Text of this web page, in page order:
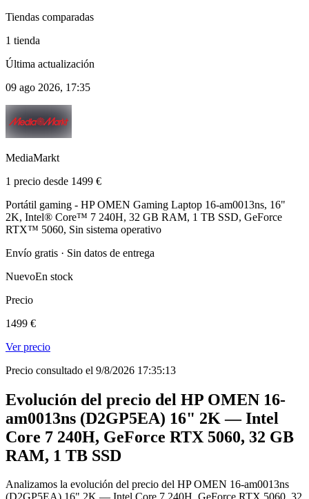
Tiendas comparadas
1 tienda
Última actualización
09 ago 2026, 17:35
MediaMarkt
1 precio desde 1499 €
Portátil gaming - HP OMEN Gaming Laptop 16-am0013ns, 16"
2K, Intel® Core™ 7 240H, 32 GB RAM, 1 TB SSD, GeForce
RTX™ 5060, Sin sistema operativo
Envío gratis · Sin datos de entrega
NuevoEn stock
Precio
1499 €
Ver precio
Precio consultado el 9/8/2026 17:35:13
Evolución del precio del HP OMEN 16-
am0013ns (D2GP5EA) 16" 2K — Intel
Core 7 240H, GeForce RTX 5060, 32 GB
RAM, 1 TB SSD
Analizamos la evolución del precio del HP OMEN 16-am0013ns